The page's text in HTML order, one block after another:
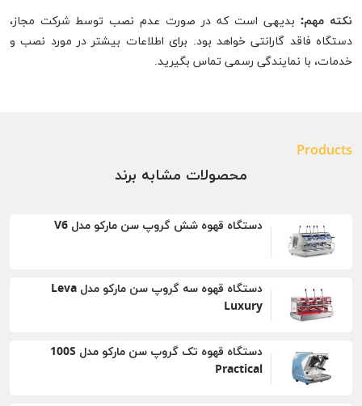
نکته مهم: بدیهی است که در صورت عدم نصب توسط شرکت مجاز،
دستگاه فاقد گارانتی خواهد بود. برای اطلاعات بیشتر در مورد نصب و
خدمات، با نمایندگی رسمی تماس بگیرید.
Products
محصولات مشابه برند
دستگاه قهوه شش گروپ سن مارکو مدل V6
دستگاه قهوه سه گروپ سن مارکو مدل Leva
Luxury
دستگاه قهوه تک گروپ سن مارکو مدل 100S
Practical